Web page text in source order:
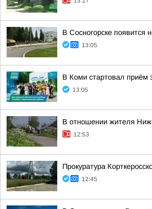
В Сосногорске появится
13:05
В Коми стартовал приём
13:05
В отношении жителя
12:53
Прокуратура
12:45